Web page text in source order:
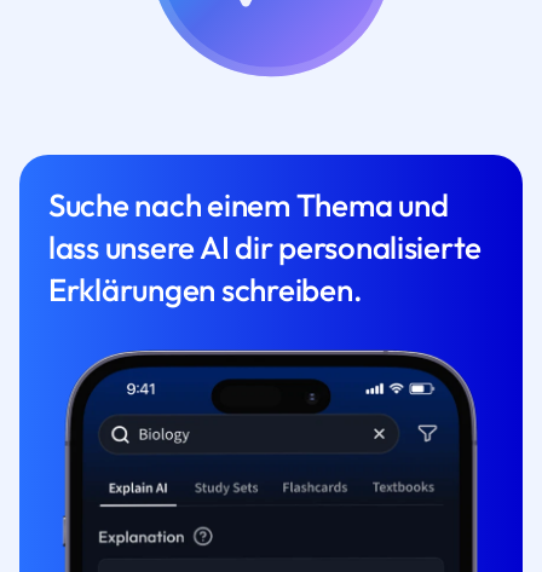
Suche nach einem Thema und
lass unsere AI dir personalisierte
Erklärungen schreiben.